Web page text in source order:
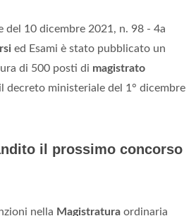
del 10 dicembre 2021, n. 98 - 4a
ed Esami è stato pubblicato un
di 500 posti di magistrato
decreto ministeriale del 1° dicembre
il prossimo concorso
nella Magistratura ordinaria